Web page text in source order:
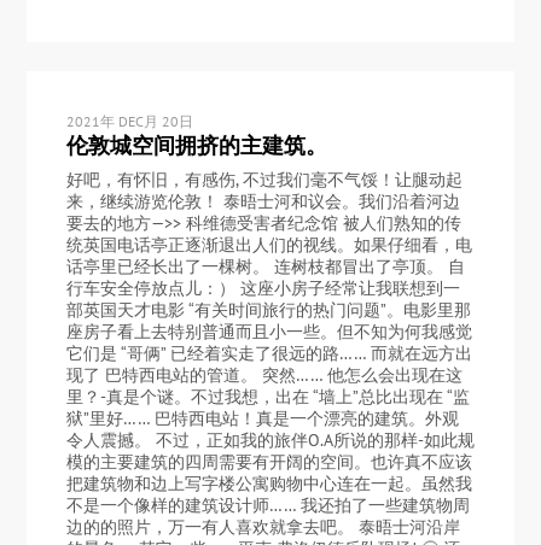
2021年 DEC月 20日
伦敦城空间拥挤的主建筑。
好吧，有怀旧，有感伤, 不过我们毫不气馁！让腿动起
来，继续游览伦敦！ 泰晤士河和议会。我们沿着河边
要去的地方—>> 科维德受害者纪念馆 被人们熟知的传
统英国电话亭正逐渐退出人们的视线。如果仔细看，电
话亭里已经长出了一棵树。 连树枝都冒出了亭顶。 自
行车安全停放点儿：） 这座小房子经常让我联想到一
部英国天才电影 “有关时间旅行的热门问题”。电影里那
座房子看上去特别普通而且小一些。但不知为何我感觉
它们是 “哥俩” 已经着实走了很远的路…… 而就在远方出
现了 巴特西电站的管道。 突然…… 他怎么会出现在这
里？-真是个谜。不过我想，出在 “墙上”总比出现在 “监
狱”里好…… 巴特西电站！真是一个漂亮的建筑。外观
令人震撼。 不过，正如我的旅伴O.A所说的那样-如此规
模的主要建筑的四周需要有开阔的空间。也许真不应该
把建筑物和边上写字楼公寓购物中心连在一起。虽然我
不是一个像样的建筑设计师…… 我还拍了一些建筑物周
边的的照片，万一有人喜欢就拿去吧。 泰晤士河沿岸